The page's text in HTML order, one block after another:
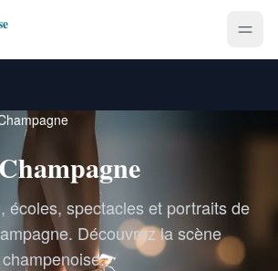
écoles, spectacles et portraits de
Découvrez la scène